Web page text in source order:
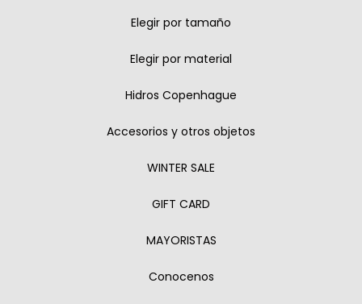
Elegir por tamaño
Elegir por material
Hidros Copenhague
Accesorios y otros objetos
WINTER SALE
GIFT CARD
MAYORISTAS
Conocenos